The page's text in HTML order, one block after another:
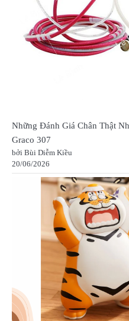
Những Đánh Giá Chân Thật
Graco 307
bởi Bùi Diễm Kiều
20/06/2026